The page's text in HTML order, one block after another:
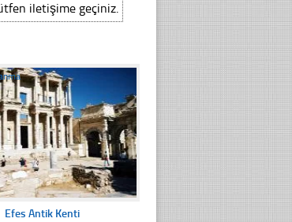
iletişime geçiniz.
Efes Antik Kenti